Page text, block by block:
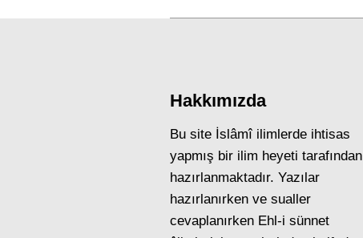
Hakkımızda
Bu site İslâmî ilimlerde ihtisas
yapmış bir ilim heyeti tarafından
hazırlanmaktadır. Yazılar
hazırlanırken ve sualler
cevaplanırken Ehl-i sünnet